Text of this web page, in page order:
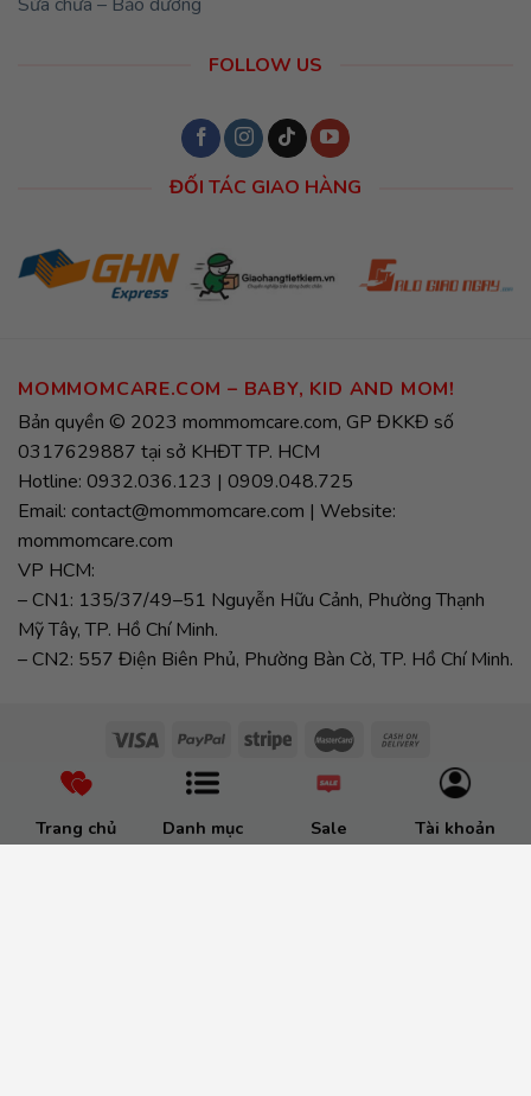
Trang chủ Danh mục Sale Tài khoản
FOLLOW US
ĐỐI TÁC GIAO HÀNG
MOMMOMCARE.COM – BABY, KID AND MOM!
Bản quyền © 2023 mommomcare.com, GP ĐKKĐ số
0317629887 tại sở KHĐT TP. HCM
Hotline: 0932.036.123 | 0909.048.725
Email: contact@mommomcare.com | Website:
mommomcare.com
VP HCM:
– CN1: 135/37/49–51 Nguyễn Hữu Cảnh, Phường Thạnh
Mỹ Tây, TP. Hồ Chí Minh.
– CN2: 557 Điện Biên Phủ, Phường Bàn Cờ, TP. Hồ Chí Minh.